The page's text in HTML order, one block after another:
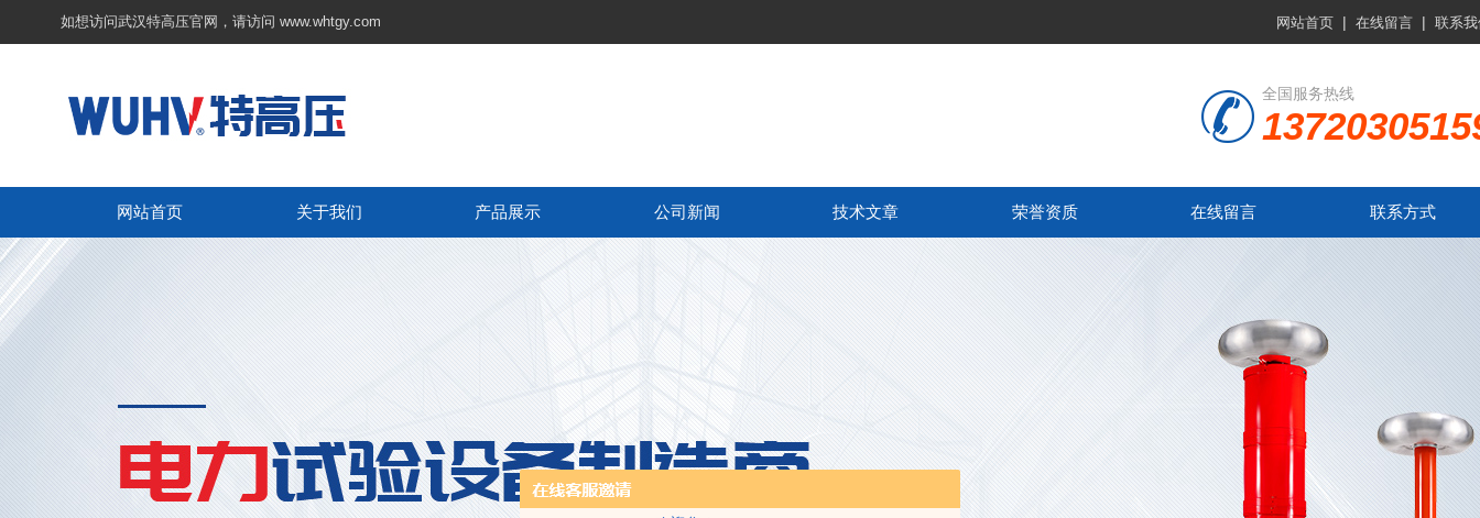
如想访问武汉特高压官网，请访问 www.whtgy.com 网站首页 | 在线留言 | 联系
全国服务热线
网站首页 关于我们 产品展示 公司新闻 技术文章 荣誉资质 在线留言 联系方式